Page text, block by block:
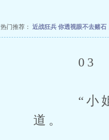
热门推荐： 近战狂兵 你透视眼不去赌石
03
“小姐，
道。